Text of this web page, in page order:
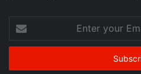
Enter
your
Email